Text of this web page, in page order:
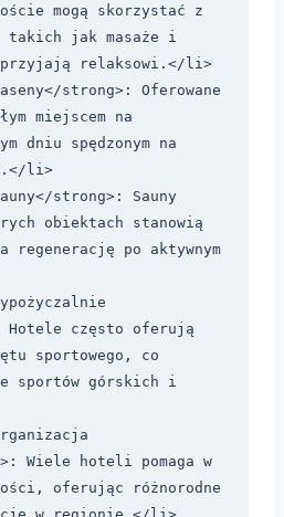
mogą skorzystać z
takich jak masaże i
relaksowi.</li>
miejscem na
dniu spędzonym na
li>
obiektach stanowią
regenerację po aktywnym
Hotele często oferują
sportowego, co
sportów górskich i
Wiele hoteli pomaga w
oferując różnorodne